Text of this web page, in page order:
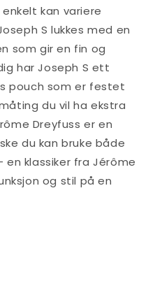
kan variere
S lukkes med en
som gir en fin og
har Joseph S ett
pouch som er festet
du vil ha ekstra
Dreyfuss er en
du kan bruke både
en klassiker fra Jérôme
og stil på en